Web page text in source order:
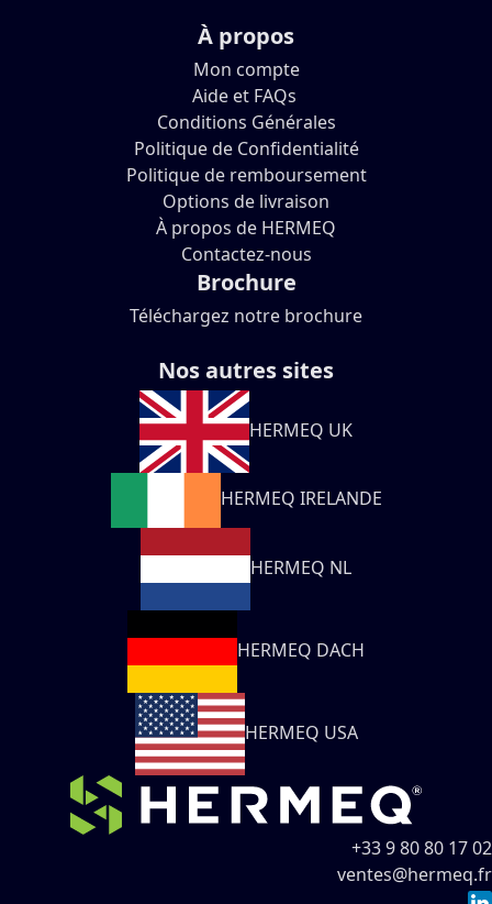
À propos
Mon compte
Aide et FAQs
Conditions Générales
Politique de Confidentialité
Politique de remboursement
Options de livraison
À propos de HERMEQ
Contactez-nous
Brochure
Téléchargez notre brochure
Nos autres sites
HERMEQ UK
HERMEQ IRELANDE
HERMEQ NL
HERMEQ DACH
HERMEQ USA
+33 9 80 80 17 02
ventes@hermeq.fr